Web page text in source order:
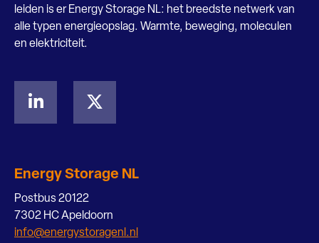
leiden is er Energy Storage NL: het breedste netwerk van
alle typen energieopslag. Warmte, beweging, moleculen
en elektriciteit.
Energy Storage NL
Postbus 20122
7302 HC Apeldoorn
info@energystoragenl.nl